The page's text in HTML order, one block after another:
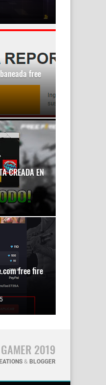
free
CREADA EN
free fire
2019
& BLOGGER